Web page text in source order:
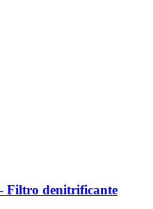
Filtro denitrificante